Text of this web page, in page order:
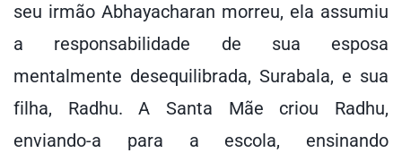
seu irmão Abhayacharan morreu, ela assumiu
a responsabilidade de sua esposa
mentalmente desequilibrada, Surabala, e sua
filha, Radhu. A Santa Mãe criou Radhu,
enviando-a para a escola, ensinando